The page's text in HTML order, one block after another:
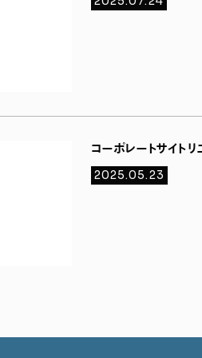
コーポレートサイト
2025.05.23